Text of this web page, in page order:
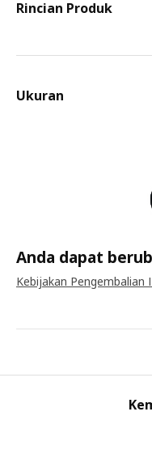
Rincian Produk
Ukuran
Anda dapat
Kebijakan Pengembalian